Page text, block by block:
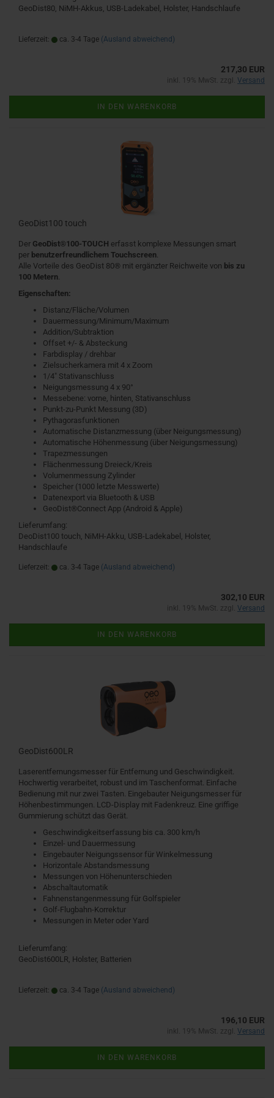
GeoDist80, NiMH-Akkus, USB-Ladekabel, Holster, Handschlaufe
Lieferzeit: ca. 3-4 Tage (Ausland abweichend)
217,30 EUR
inkl. 19% MwSt. zzgl. Versand
IN DEN WARENKORB
GeoDist100 touch
Der GeoDist®100-TOUCH erfasst komplexe Messungen smart
per benutzerfreundlichem Touchscreen.
Alle Vorteile des GeoDist 80® mit ergänzter Reichweite von bis zu
100 Metern.
Eigenschaften:
Distanz/Fläche/Volumen
Dauermessung/Minimum/Maximum
Addition/Subtraktion
Offset +/- & Absteckung
Farbdisplay / drehbar
Zielsucherkamera mit 4 x Zoom
1/4" Stativanschluss
Neigungsmessung 4 x 90°
Messebene: vorne, hinten, Stativanschluss
Punkt-zu-Punkt Messung (3D)
Pythagorasfunktionen
Automatische Distanzmessung (über Neigungsmessung)
Automatische Höhenmessung (über Neigungsmessung)
Trapezmessungen
Flächenmessung Dreieck/Kreis
Volumenmessung Zylinder
Speicher (1000 letzte Messwerte)
Datenexport via Bluetooth & USB
GeoDist®Connect App (Android & Apple)
Lieferumfang:
DeoDist100 touch, NiMH-Akku, USB-Ladekabel, Holster,
Handschlaufe
Lieferzeit: ca. 3-4 Tage (Ausland abweichend)
302,10 EUR
inkl. 19% MwSt. zzgl. Versand
IN DEN WARENKORB
GeoDist600LR
Laserentfernungsmesser für Entfernung und Geschwindigkeit.
Hochwertig verarbeitet, robust und im Taschenformat. Einfache
Bedienung mit nur zwei Tasten. Eingebauter Neigungsmesser für
Höhenbestimmungen. LCD-Display mit Fadenkreuz. Eine griffige
Gummierung schützt das Gerät.
Geschwindigkeitserfassung bis ca. 300 km/h
Einzel- und Dauermessung
Eingebauter Neigungssensor für Winkelmessung
Horizontale Abstandsmessung
Messungen von Höhenunterschieden
Abschaltautomatik
Fahnenstangenmessung für Golfspieler
Golf-Flugbahn-Korrektur
Messungen in Meter oder Yard
Lieferumfang:
GeoDist600LR, Holster, Batterien
Lieferzeit: ca. 3-4 Tage (Ausland abweichend)
196,10 EUR
inkl. 19% MwSt. zzgl. Versand
IN DEN WARENKORB